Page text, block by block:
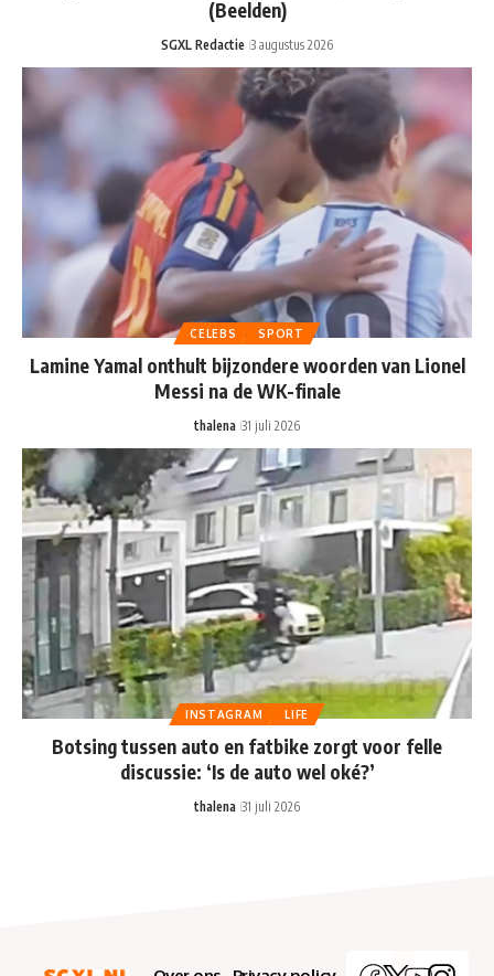
(Beelden)
SGXL Redactie 3 augustus 2026
CELEBS SPORT
Lamine Yamal onthult bijzondere woorden van Lionel
Messi na de WK-finale
thalena 31 juli 2026
INSTAGRAM LIFE
Botsing tussen auto en fatbike zorgt voor felle
discussie: ‘Is de auto wel oké?’
thalena 31 juli 2026